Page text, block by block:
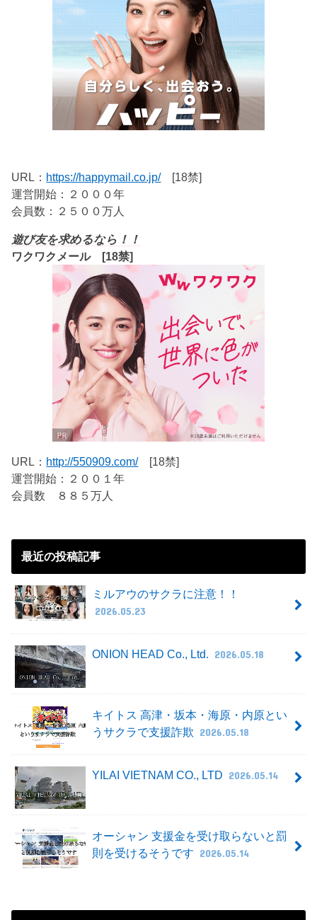
URL： https://happymail.co.jp/[18禁]
運営開始：２０００年
会員数：２５００万人
遊び友を求めるなら！！
ワクワクメール [18禁]
URL： http://550909.com/[18禁]
運営開始：２００１年
会員数 ８８５万人
最近の投稿記事
ミルアウのサクラに注意！！
2026.05.23
ONION HEAD Co., Ltd. 2026.05.18
キイトス 高津・坂本・海原・内原とい
うサクラで支援詐欺 2026.05.18
YILAI VIETNAM CO., LTD 2026.05.14
オーシャン 支援金を受け取らないと罰
則を受けるそうです 2026.05.14